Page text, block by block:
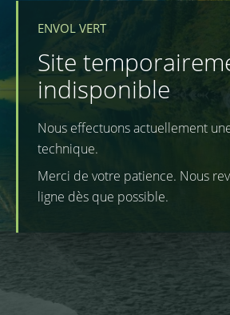
ENVOL VERT
Site
indisponible
Nous effectuons actuellement
technique.
Merci de votre patience. Nous
ligne dès que possible.